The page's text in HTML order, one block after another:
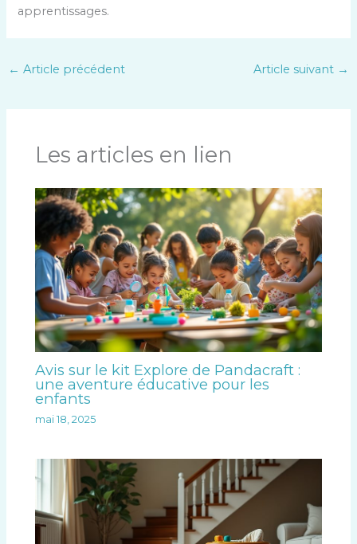
apprentissages.
← Article précédent Article suivant →
Les articles en lien
Avis sur le kit Explore de Pandacraft :
une aventure éducative pour les
enfants
mai 18, 2025